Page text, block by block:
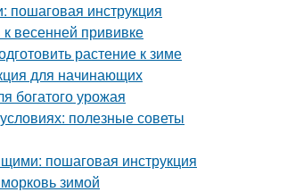
пошаговая инструкция
весенней прививке
растение к зиме
для начинающих
богатого урожая
полезные советы
пошаговая инструкция
зимой